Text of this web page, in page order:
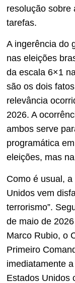
resolução sobre
tarefas.
A ingerência do
nas eleições
da escala 6×1
são os dois
relevância
2026. A
ambos serve
programática
eleições, mas
Como é usual,
Unidos vem
terrorismo”.
de maio de
Marco Rubio, o
Primeiro
imediatamente
Estados Unidos